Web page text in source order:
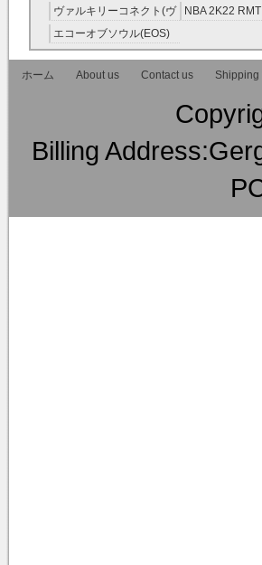
RMT
ヴァルキリーコネクト(ヴ
ァルコネ) RMT
NBA 2K22 RMT
エコーオブソウル(EOS)
RMT
ホーム
About us Contact us Shipping
Billing